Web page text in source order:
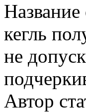
кегль
не
Автор